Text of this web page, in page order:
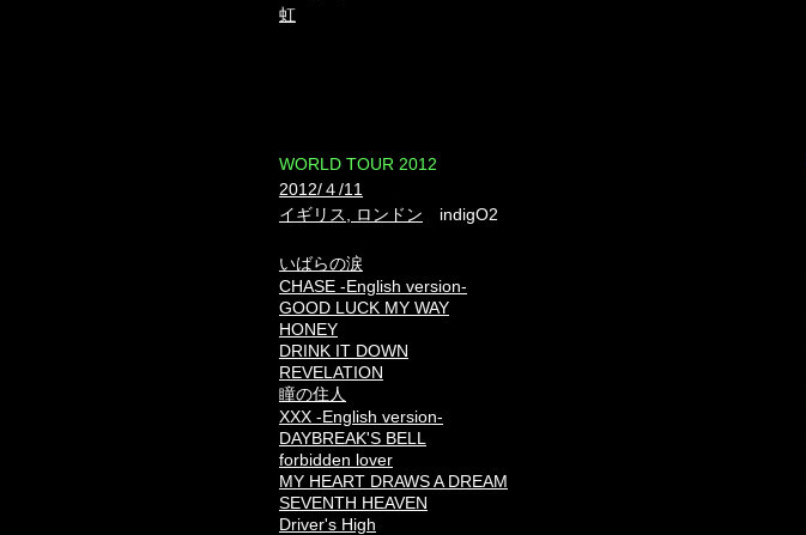
虹
​WORLD TOUR 2012
2012/４/11
イギリス, ロンドン indigO2
いばらの涙
CHASE -English version-
GOOD LUCK MY WAY
HONEY
DRINK IT DOWN
REVELATION
瞳の住人
XXX -English version-
DAYBREAK'S BELL
forbidden lover
MY HEART DRAWS A DREAM
SEVENTH HEAVEN
Driver's High